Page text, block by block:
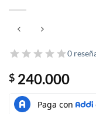
0
$ 240.000